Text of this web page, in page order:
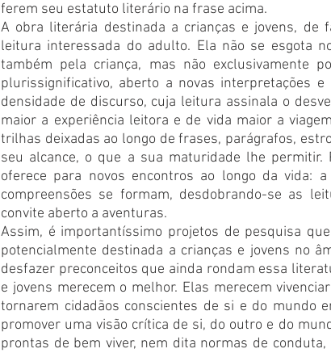
ferem seu estatuto literário na frase acima.
A obra literária destinada a crianças e jovens, de
leitura interessada do adulto. Ela não se esgota
também pela criança, mas não exclusivamente
plurissignificativo, aberto a novas interpretações
densidade de discurso, cuja leitura assinala o
maior a experiência leitora e de vida maior a
trilhas deixadas ao longo de frases, parágrafos,
seu alcance, o que a sua maturidade lhe
oferece para novos encontros ao longo da vida:
compreensões se formam, desdobrando-se as
convite aberto a aventuras.
Assim, é importantíssimo projetos de pesquisa
potencialmente destinada a crianças e jovens no
desfazer preconceitos que ainda rondam essa
e jovens merecem o melhor. Elas merecem
tornarem cidadãos conscientes de si e do mundo
promover uma visão crítica de si, do outro e do
prontas de bem viver, nem dita normas de